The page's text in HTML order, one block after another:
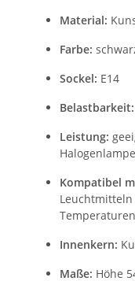
Material:
Farbe:
Sockel: E14
Belastbarkeit:
Leistung:
Kompatibel
Innenkern:
Maße: Höhe